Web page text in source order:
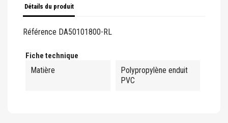
Détails du produit
Référence DA50101800-RL
Fiche technique
Matière
Polypropylène enduit
PVC